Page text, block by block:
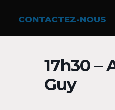
CONTACTEZ-NOUS
17h30 –
Guy